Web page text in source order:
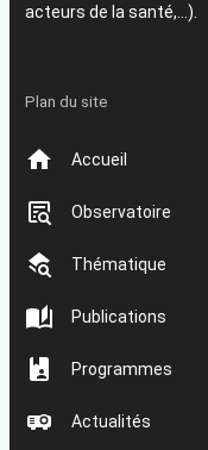
acteurs de la santé,…).
Plan du site
Accueil
Observatoire
Thématique
Publications
Programmes
Actualités